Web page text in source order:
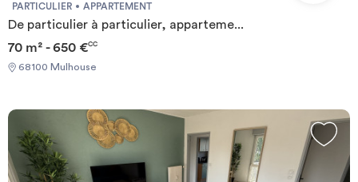
PARTICULIER APPARTEMENT
De particulier à particulier, apparteme...
70 m² - 650 €CC
68100 Mulhouse